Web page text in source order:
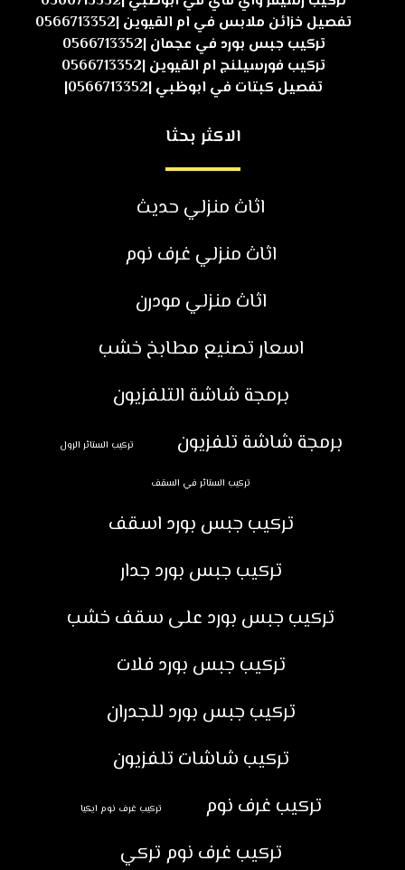
تفصيل خزائن ملابس في ام القيوين |0566713352
تركيب جبس بورد في عجمان |0566713352
تركيب فورسيلنج ام القيوين |0566713352
تفصيل كبتات في ابوظبي |0566713352|
الاكثر بحثا
اثاث منزلي حديث
اثاث منزلي غرف نوم
اثاث منزلي مودرن
اسعار تصنيع مطابخ خشب
برمجة شاشة التلفزيون
برمجة شاشة تلفزيون
تركيب الستائر الرول
تركيب الستائر في السقف
تركيب جبس بورد اسقف
تركيب جبس بورد جدار
تركيب جبس بورد على سقف خشب
تركيب جبس بورد فلات
تركيب جبس بورد للجدران
تركيب شاشات تلفزيون
تركيب غرف نوم
تركيب غرف نوم ايكيا
تركيب غرف نوم تركي